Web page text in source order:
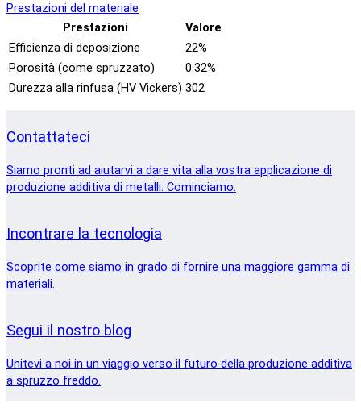
Prestazioni del materiale
Prestazioni
Valore
Efficienza di deposizione
22%
Porosità (come spruzzato)
0.32%
Durezza alla rinfusa (HV Vickers) 302
Contattateci
Siamo pronti ad aiutarvi a dare vita alla vostra applicazione di
produzione additiva di metalli. Cominciamo.
Incontrare la tecnologia
Scoprite come siamo in grado di fornire una maggiore gamma di
materiali.
Segui il nostro blog
Unitevi a noi in un viaggio verso il futuro della produzione additiva
a spruzzo freddo.